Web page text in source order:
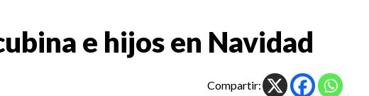
e hijos en Navidad
Compartir: